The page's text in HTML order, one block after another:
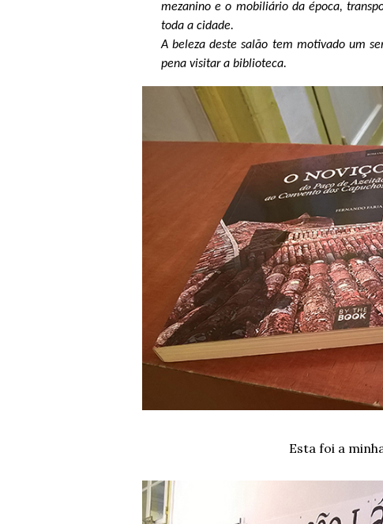
mezanino e o mobiliário da época,
toda a cidade.
A beleza deste salão tem motivado um
pena visitar a biblioteca.
Esta foi a